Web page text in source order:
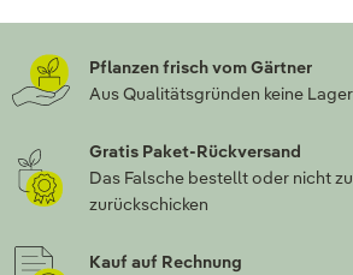
Pflanzen frisch vom Gärtner
Aus Qualitätsgründen keine
Gratis Paket-Rückversand
Das Falsche bestellt oder nicht
zurückschicken
Kauf auf Rechnung